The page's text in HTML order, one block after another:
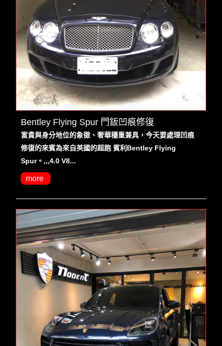
Bentley Flying Spur 門鈑凹痕修復
富貴與身分地位的象徵、奢華穩重兼具，今天要處理凹痕
修復的來賓為來自英國的超跑 賓利Bentley Flying
Spur。,,,4.0 V8...
more